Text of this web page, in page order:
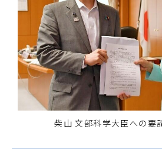
柴山 文部科学大臣への要